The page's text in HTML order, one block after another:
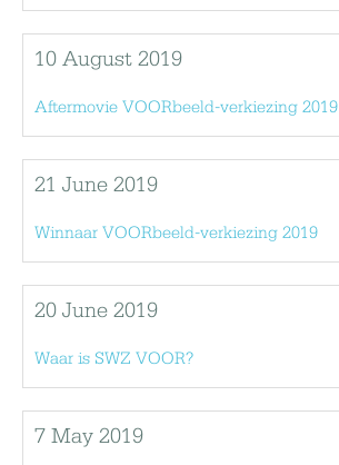
10 August 2019
Aftermovie VOORbeeld-verkiezing 2019
21 June 2019
Winnaar VOORbeeld-verkiezing 2019
20 June 2019
Waar is SWZ VOOR?
7 May 2019